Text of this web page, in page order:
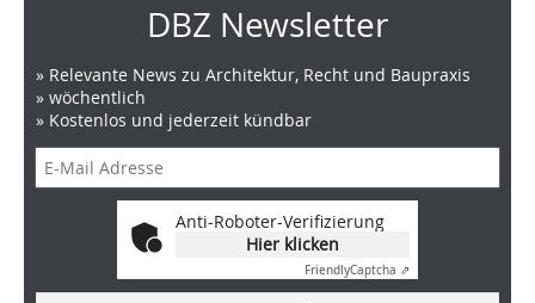
DBZ Newsletter
» Relevante News zu Architektur, Recht und Baupraxis
» wöchentlich
» Kostenlos und jederzeit kündbar
Anti-Roboter-Verifizierung
Hier klicken
FriendlyCaptcha ⇗